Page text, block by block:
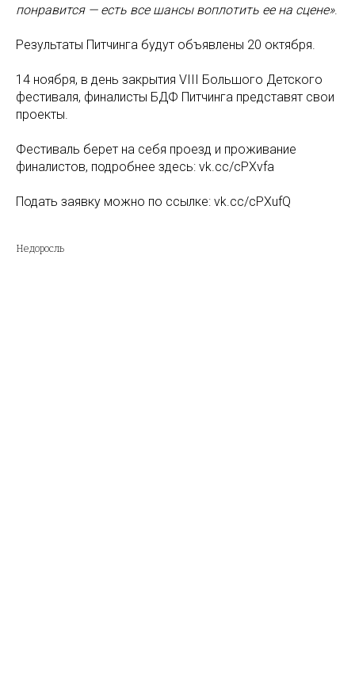
понравится — есть все шансы воплотить ее на сцене».
Результаты Питчинга будут объявлены 20 октября.
14 ноября, в день закрытия VIII Большого Детского
фестиваля, финалисты БДФ Питчинга представят свои
проекты.
Фестиваль берет на себя проезд и проживание
финалистов, подробнее здесь: vk.cc/cPXvfa
Подать заявку можно по ссылке: vk.cc/cPXufQ
Недоросль